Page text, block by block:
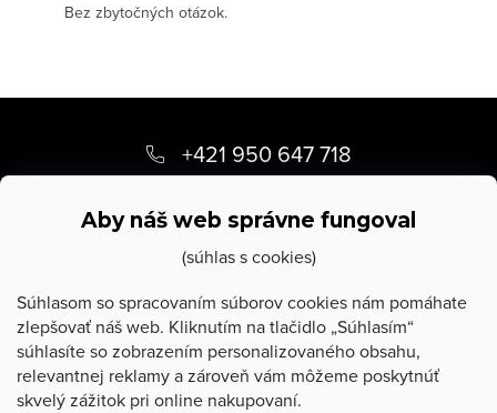
Aby náš web správne fungoval
(súhlas s cookies)
Súhlasom so spracovaním súborov cookies nám pomáhate
zlepšovať náš web. Kliknutím na tlačidlo „Súhlasím“
súhlasíte so zobrazením personalizovaného obsahu,
relevantnej reklamy a zároveň vám môžeme poskytnúť
skvelý zážitok pri online nakupovaní.
Bez zbytočných otázok.
p
+421 950 647 718
O Stevula